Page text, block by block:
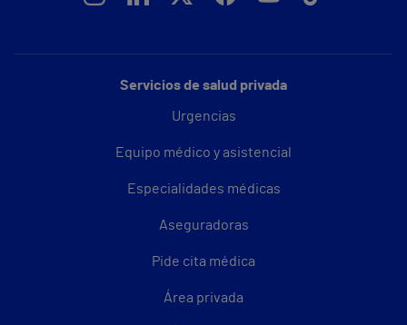
Servicios de salud privada
Urgencias
Equipo médico y asistencial
Especialidades médicas
Aseguradoras
Pide cita médica
Área privada